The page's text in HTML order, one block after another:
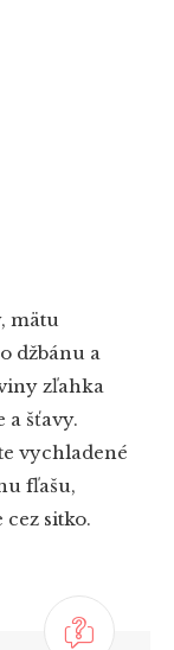
mätu
džbánu a
zľahka
a šťavy.
vychladené
fľašu,
sitko.